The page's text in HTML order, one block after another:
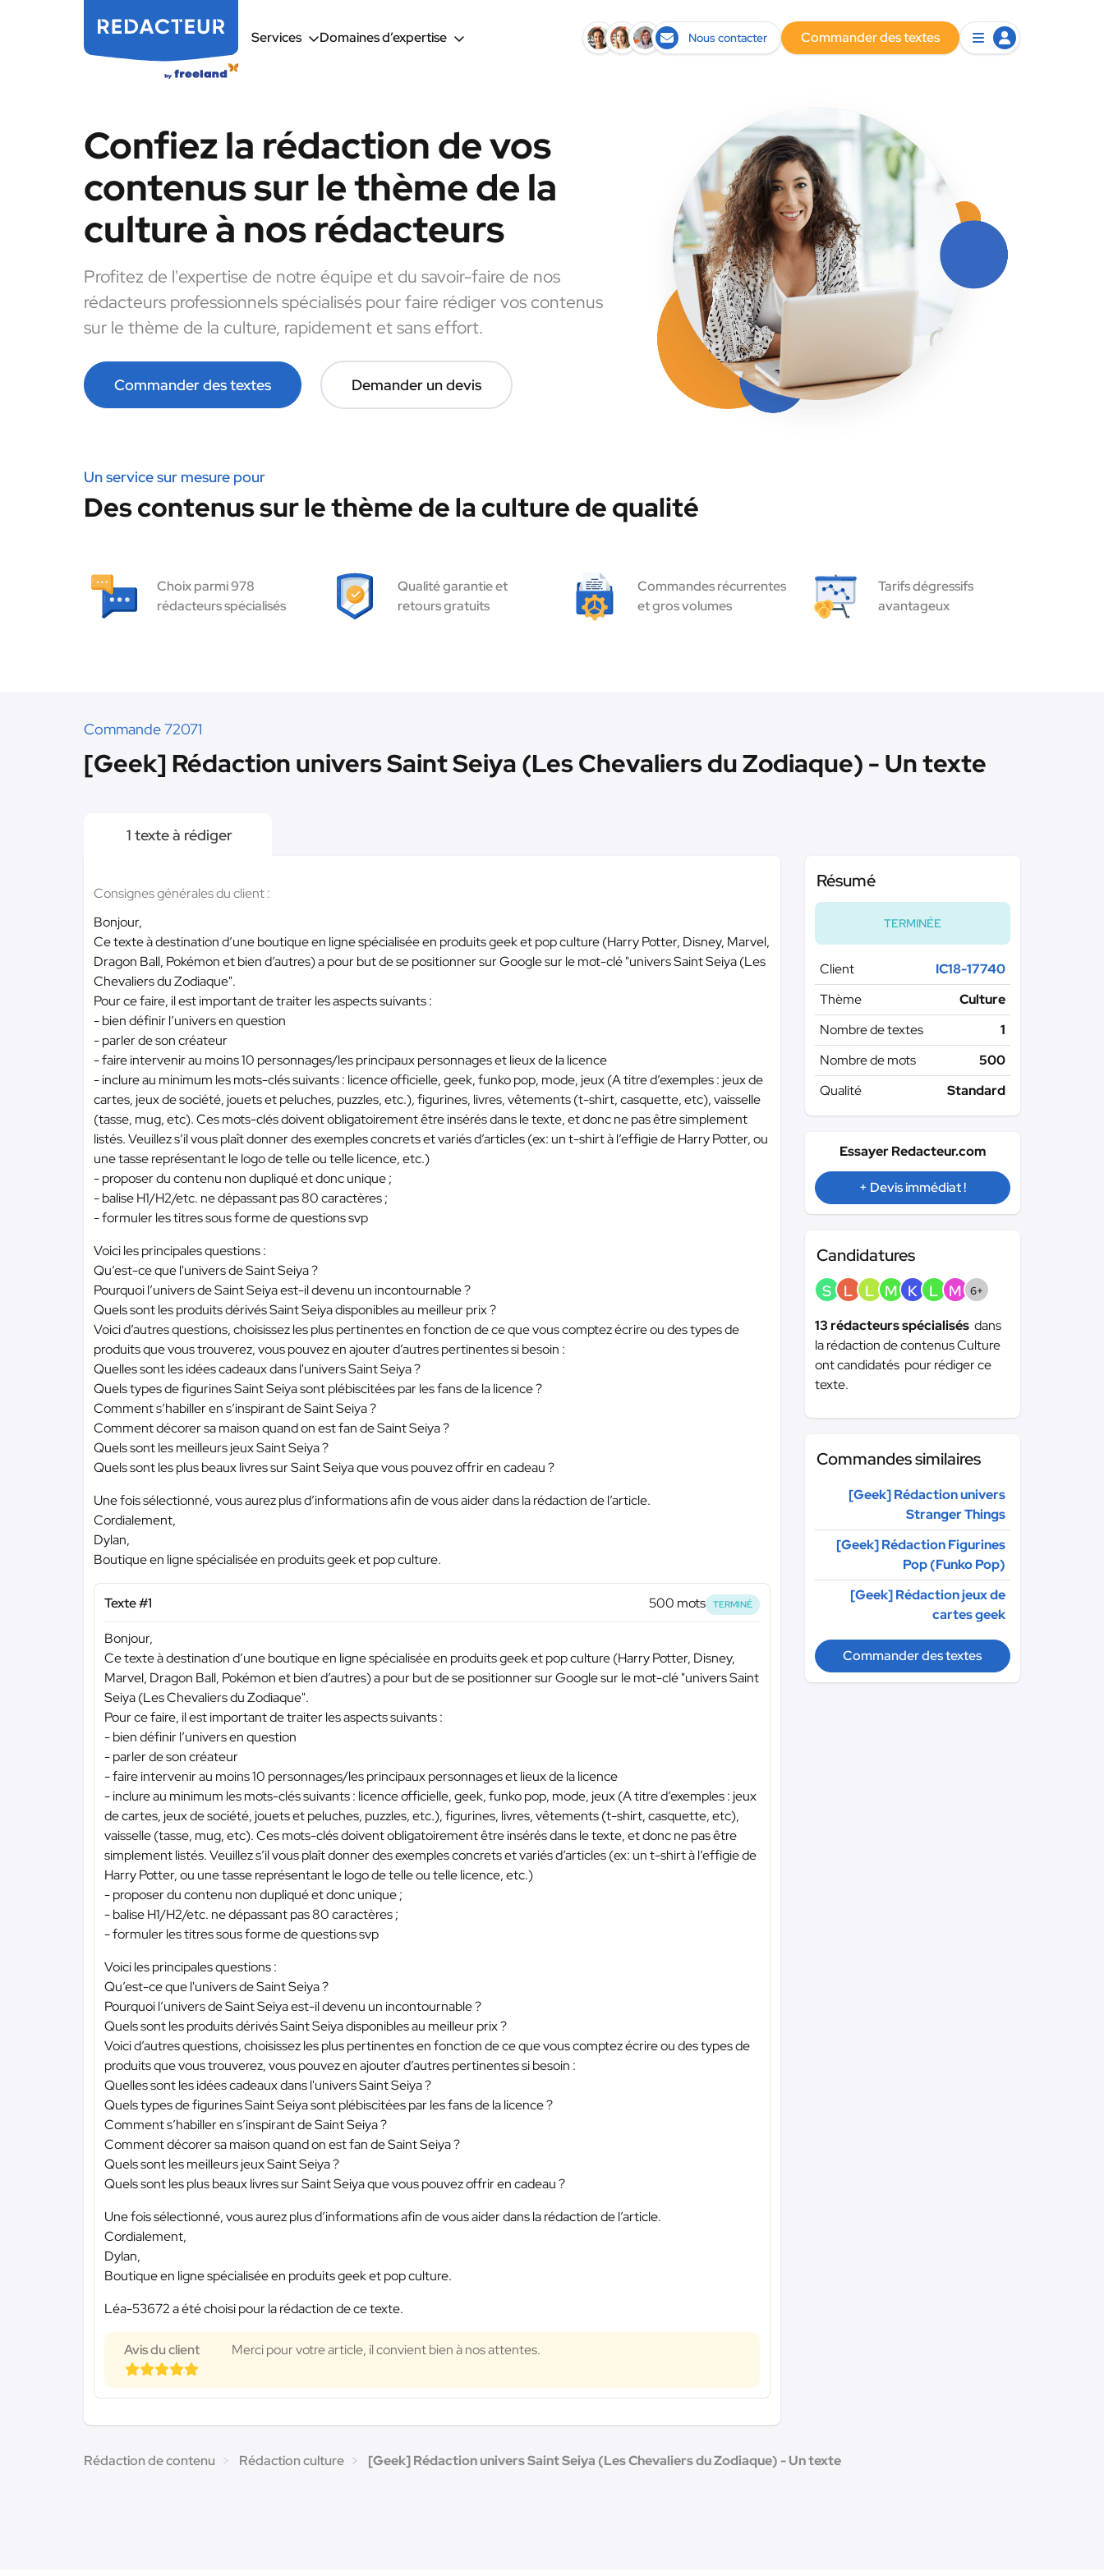
Services Domaines d’expertise Nous contacter Commander des textes
Confiez la rédaction de vos
contenus sur le thème de la
culture à nos rédacteurs
Profitez de l'expertise de notre équipe et du savoir-faire de nos
rédacteurs professionnels spécialisés pour faire rédiger vos contenus
sur le thème de la culture, rapidement et sans effort.
Commander des textes Demander un devis
Un service sur mesure pour
Des contenus sur le thème de la culture de qualité
Choix parmi 978
rédacteurs spécialisés
Qualité garantie et
retours gratuits
Commandes récurrentes
et gros volumes
Tarifs dégressifs
avantageux
Commande 72071
[Geek] Rédaction univers Saint Seiya (Les Chevaliers du Zodiaque) - Un texte
1 texte à rédiger
Consignes générales du client :
Bonjour,
Ce texte à destination d’une boutique en ligne spécialisée en produits geek et pop culture (Harry Potter, Disney, Marvel,
Dragon Ball, Pokémon et bien d’autres) a pour but de se positionner sur Google sur le mot-clé "univers Saint Seiya (Les
Chevaliers du Zodiaque".
Pour ce faire, il est important de traiter les aspects suivants :
- bien définir l’univers en question
- parler de son créateur
- faire intervenir au moins 10 personnages/les principaux personnages et lieux de la licence
- inclure au minimum les mots-clés suivants : licence officielle, geek, funko pop, mode, jeux (A titre d’exemples : jeux de
cartes, jeux de société, jouets et peluches, puzzles, etc.), figurines, livres, vêtements (t-shirt, casquette, etc), vaisselle
(tasse, mug, etc). Ces mots-clés doivent obligatoirement être insérés dans le texte, et donc ne pas être simplement
listés. Veuillez s’il vous plaît donner des exemples concrets et variés d’articles (ex: un t-shirt à l’effigie de Harry Potter, ou
une tasse représentant le logo de telle ou telle licence, etc.)
- proposer du contenu non dupliqué et donc unique ;
- balise H1/H2/etc. ne dépassant pas 80 caractères ;
- formuler les titres sous forme de questions svp
Voici les principales questions :
Qu’est-ce que l'univers de Saint Seiya ?
Pourquoi l’univers de Saint Seiya est-il devenu un incontournable ?
Quels sont les produits dérivés Saint Seiya disponibles au meilleur prix ?
Voici d’autres questions, choisissez les plus pertinentes en fonction de ce que vous comptez écrire ou des types de
produits que vous trouverez, vous pouvez en ajouter d’autres pertinentes si besoin :
Quelles sont les idées cadeaux dans l'univers Saint Seiya ?
Quels types de figurines Saint Seiya sont plébiscitées par les fans de la licence ?
Comment s’habiller en s’inspirant de Saint Seiya ?
Comment décorer sa maison quand on est fan de Saint Seiya ?
Quels sont les meilleurs jeux Saint Seiya ?
Quels sont les plus beaux livres sur Saint Seiya que vous pouvez offrir en cadeau ?
Une fois sélectionné, vous aurez plus d’informations afin de vous aider dans la rédaction de l’article.
Cordialement,
Dylan,
Boutique en ligne spécialisée en produits geek et pop culture.
Texte #1 500 mots TERMINÉ
Bonjour,
Ce texte à destination d’une boutique en ligne spécialisée en produits geek et pop culture (Harry Potter, Disney,
Marvel, Dragon Ball, Pokémon et bien d’autres) a pour but de se positionner sur Google sur le mot-clé "univers Saint
Seiya (Les Chevaliers du Zodiaque".
Pour ce faire, il est important de traiter les aspects suivants :
- bien définir l’univers en question
- parler de son créateur
- faire intervenir au moins 10 personnages/les principaux personnages et lieux de la licence
- inclure au minimum les mots-clés suivants : licence officielle, geek, funko pop, mode, jeux (A titre d’exemples : jeux
de cartes, jeux de société, jouets et peluches, puzzles, etc.), figurines, livres, vêtements (t-shirt, casquette, etc),
vaisselle (tasse, mug, etc). Ces mots-clés doivent obligatoirement être insérés dans le texte, et donc ne pas être
simplement listés. Veuillez s’il vous plaît donner des exemples concrets et variés d’articles (ex: un t-shirt à l’effigie de
Harry Potter, ou une tasse représentant le logo de telle ou telle licence, etc.)
- proposer du contenu non dupliqué et donc unique ;
- balise H1/H2/etc. ne dépassant pas 80 caractères ;
- formuler les titres sous forme de questions svp
Voici les principales questions :
Qu’est-ce que l'univers de Saint Seiya ?
Pourquoi l’univers de Saint Seiya est-il devenu un incontournable ?
Quels sont les produits dérivés Saint Seiya disponibles au meilleur prix ?
Voici d’autres questions, choisissez les plus pertinentes en fonction de ce que vous comptez écrire ou des types de
produits que vous trouverez, vous pouvez en ajouter d’autres pertinentes si besoin :
Quelles sont les idées cadeaux dans l'univers Saint Seiya ?
Quels types de figurines Saint Seiya sont plébiscitées par les fans de la licence ?
Comment s’habiller en s’inspirant de Saint Seiya ?
Comment décorer sa maison quand on est fan de Saint Seiya ?
Quels sont les meilleurs jeux Saint Seiya ?
Quels sont les plus beaux livres sur Saint Seiya que vous pouvez offrir en cadeau ?
Une fois sélectionné, vous aurez plus d’informations afin de vous aider dans la rédaction de l’article.
Cordialement,
Dylan,
Boutique en ligne spécialisée en produits geek et pop culture.
Léa-53672 a été choisi pour la rédaction de ce texte.
Avis du client Merci pour votre article, il convient bien à nos attentes.
Résumé
TERMINÉE
Client
IC18-17740
Thème
Culture
Nombre de textes
1
Nombre de mots
500
Qualité
Standard
Essayer Redacteur.com
+ Devis immédiat !
Candidatures
S L L M K L M 6+
13 rédacteurs spécialisés dans
la rédaction de contenus Culture
ont candidatés pour rédiger ce
texte.
Commandes similaires
[Geek] Rédaction univers
Stranger Things
[Geek] Rédaction Figurines
Pop (Funko Pop)
[Geek] Rédaction jeux de
cartes geek
Commander des textes
Rédaction de contenu Rédaction culture [Geek] Rédaction univers Saint Seiya (Les Chevaliers du Zodiaque) - Un texte